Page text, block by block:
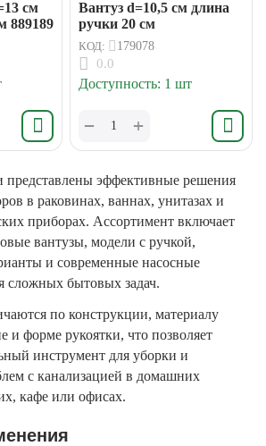
представлены эффективные решения
в раковинах, ваннах, унитазах и
приборах. Ассортимент включает
вантузы, модели с ручкой,
и современные насосные
сложных бытовых задач.
по конструкции, материалу
и форме рукоятки, что позволяет
инструмент для уборки и
с канализацией в домашних
кафе или офисах.
см
889189
Вантуз d=10,5 см длина
ручки 20 см
КОД: 179078
0.0
Доступность: 1 шт
+
−